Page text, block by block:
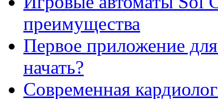
преимущества
Первое приложение
начать?
Современная